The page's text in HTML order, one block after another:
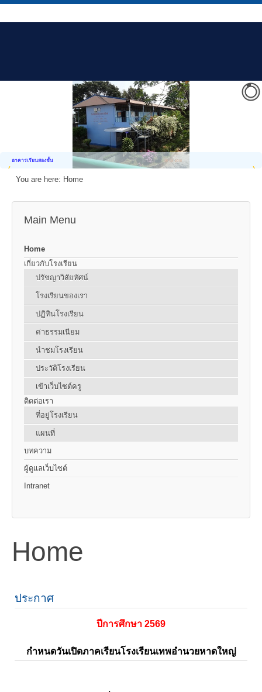
อาคารเรียนสองชั้น
You are here: Home
Main Menu
Home
เกี่ยวกับโรงเรียน
ปรัชญาวิสัยทัศน์
โรงเรียนของเรา
ปฏิทินโรงเรียน
ค่าธรรมเนียม
นำชมโรงเรียน
ประวัติโรงเรียน
เข้าเว็บไซต์ครู
ติดต่อเรา
ที่อยู่โรงเรียน
แผนที่
บทความ
ผู้ดูแลเว็บไซต์
Intranet
Home
ประกาศ
ปีการศึกษา 2569
กำหนดวันเปิดภาคเรียนโรงเรียนเทพอำนวยหาดใหญ่